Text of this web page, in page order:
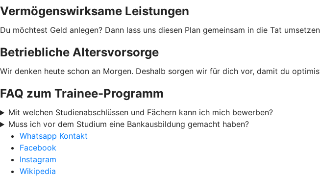
Vermögenswirksame Leistungen
Du möchtest Geld anlegen? Dann lass uns diesen Plan gemeinsam in die Tat
Betriebliche Altersvorsorge
Wir denken heute schon an Morgen. Deshalb sorgen wir für dich vor, damit du
FAQ zum Trainee-Programm
Mit welchen Studienabschlüssen und Fächern kann ich mich bewerben?
Muss ich vor dem Studium eine Bankausbildung gemacht haben?
Whatsapp Kontakt
Facebook
Instagram
Wikipedia